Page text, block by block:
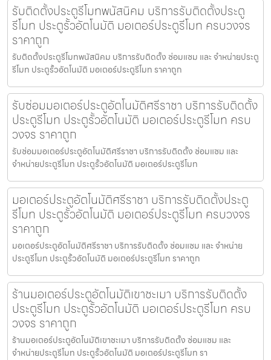
รับติดตั้งประตูรีโมทพนัสนิคม บริการรับติดตั้งประตู
รีโมท ประตูรั้วอัตโนมัติ มอเตอร์ประตูรีโมท ครบวงจร
ราคาถูก
รับติดตั้งประตูรีโมทพนัสนิคม บริการรับติดตั้ง ซ่อมแซม และ จำหน่ายประตู
รีโมท ประตูรั้วอัตโนมัติ มอเตอร์ประตูรีโมท ราคาถูก
รับซ่อมมอเตอร์ประตูอัตโนมัติศรีราชา บริการรับติดตั้ง
ประตูรีโมท ประตูรั้วอัตโนมัติ มอเตอร์ประตูรีโมท ครบ
วงจร ราคาถูก
รับซ่อมมอเตอร์ประตูอัตโนมัติศรีราชา บริการรับติดตั้ง ซ่อมแซม และ
จำหน่ายประตูรีโมท ประตูรั้วอัตโนมัติ มอเตอร์ประตูรีโมท
มอเตอร์ประตูอัตโนมัติศรีราชา บริการรับติดตั้งประตู
รีโมท ประตูรั้วอัตโนมัติ มอเตอร์ประตูรีโมท ครบวงจร
ราคาถูก
มอเตอร์ประตูอัตโนมัติศรีราชา บริการรับติดตั้ง ซ่อมแซม และ จำหน่าย
ประตูรีโมท ประตูรั้วอัตโนมัติ มอเตอร์ประตูรีโมท ราคาถูก
ร้านมอเตอร์ประตูอัตโนมัติเขาชะเมา บริการรับติดตั้ง
ประตูรีโมท ประตูรั้วอัตโนมัติ มอเตอร์ประตูรีโมท ครบ
วงจร ราคาถูก
ร้านมอเตอร์ประตูอัตโนมัติเขาชะเมา บริการรับติดตั้ง ซ่อมแซม และ
จำหน่ายประตูรีโมท ประตูรั้วอัตโนมัติ มอเตอร์ประตูรีโมท รา